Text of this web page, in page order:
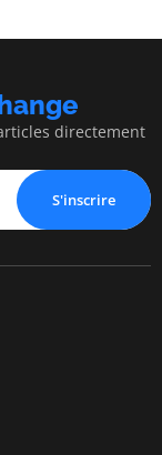
directement
S'inscrire